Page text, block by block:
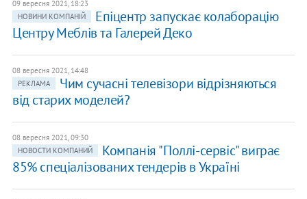
09 вересня 2021, 18:23
НОВИНИ КОМПАНІЙ
Епіцентр запускає колаборацію
Центру Меблів та Галерей Деко
08 вересня 2021, 14:48
РЕКЛАМА
Чим сучасні телевізори відрізняються
від старих моделей?
08 вересня 2021, 09:30
НОВОСТИ КОМПАНИЙ
Компанія "Поллі-сервіс" виграє
85% спеціалізованих тендерів в Україні